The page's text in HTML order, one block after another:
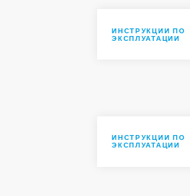
ИНСТРУКЦИИ ПО
ЭКСПЛУАТАЦИИ
ИНСТРУКЦИИ ПО
ЭКСПЛУАТАЦИИ